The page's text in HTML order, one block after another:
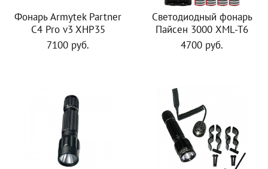
Фонарь Armytek Partner
C4 Pro v3 XHP35
7100 руб.
Светодиодный фонарь
Пайсен 3000 XML-T6
4700 руб.